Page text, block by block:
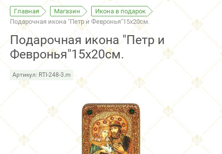
Главная Магазин
Икона в подарок
Подарочная икона "Петр и Февронья"15х20см.
Подарочная икона "Петр и
Февронья"15х20см.
Артикул: RTI-248-3.m